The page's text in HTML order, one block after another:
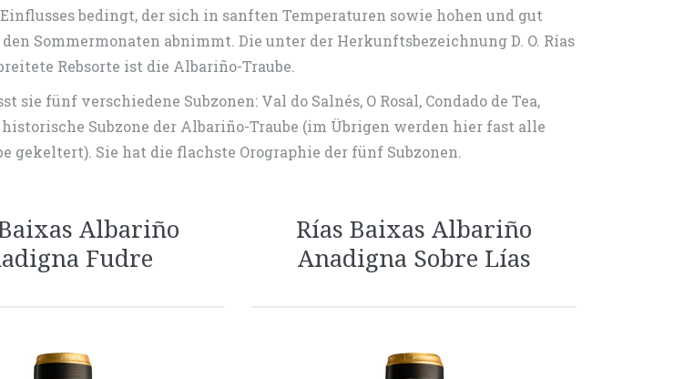
bedingt, der sich in sanften Temperaturen sowie hohen und gut
Sommermonaten abnimmt. Die unter der Herkunftsbezeichnung D. O. Rías
Rebsorte ist die Albariño-Traube.
fünf verschiedene Subzonen: Val do Salnés, O Rosal, Condado de Tea,
Subzone der Albariño-Traube (im Übrigen werden hier fast alle
gekeltert). Sie hat die flachste Orographie der fünf Subzonen.
Albariño
Fudre
Rías Baixas Albariño
Anadigna Sobre Lías